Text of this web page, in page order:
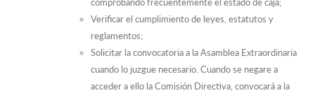
comprobando frecuentemente el estado de caja;
Verificar el cumplimiento de leyes, estatutos y
reglamentos;
Solicitar la convocatoria a la Asamblea Extraordinaria
cuando lo juzgue necesario. Cuando se negare a
acceder a ello la Comisión Directiva, convocará a la